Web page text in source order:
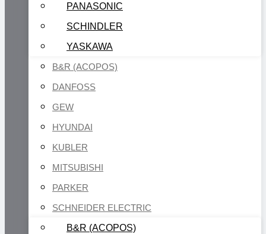
PANASONIC
SCHINDLER
YASKAWA
B&R (ACOPOS)
DANFOSS
GEW
HYUNDAI
KUBLER
MITSUBISHI
PARKER
SCHNEIDER ELECTRIC
B&R (ACOPOS)